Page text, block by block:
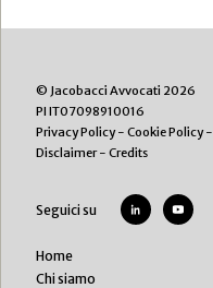
© Jacobacci Avvocati 2026
PI IT07098910016
Privacy Policy- Cookie Policy-
Disclaimer- Credits
Seguici su
Home
Chi siamo